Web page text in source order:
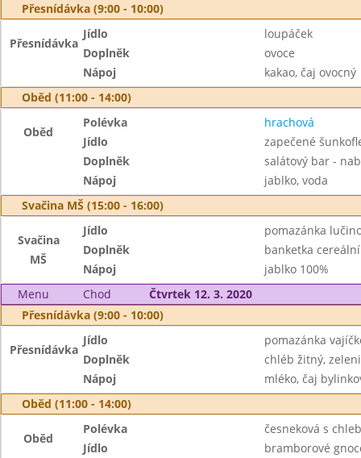
Přesnídávka (9:00 - 10:00)
Přesnídávka
Jídlo
loupáček
Doplněk
ovoce
Nápoj
kakao, čaj ovocný
Oběd (11:00 - 14:00)
Oběd
Polévka
hrachová
Jídlo
zapečené
Doplněk
salátový bar -
Nápoj
jablko, voda
Svačina MŠ (15:00 - 16:00)
Svačina
MŠ
Jídlo
pomazánka
Doplněk
banketka cereální
Nápoj
jablko 100%
Menu
Chod
Čtvrtek 12. 3. 2020
Přesnídávka (9:00 - 10:00)
Přesnídávka
Jídlo
pomazánka
Doplněk
chléb žitný,
Nápoj
mléko, čaj
Oběd (11:00 - 14:00)
Oběd
Polévka
česneková s
Jídlo
bramborové